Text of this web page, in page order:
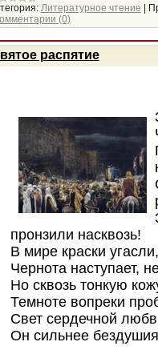
Литературное чтение
(0)
распятие
пронзили насквозь!
В мире краски
Чернота наступает,
Но сквозь тонкую
Темноте вопреки
Свет сердечной
Он сильнее